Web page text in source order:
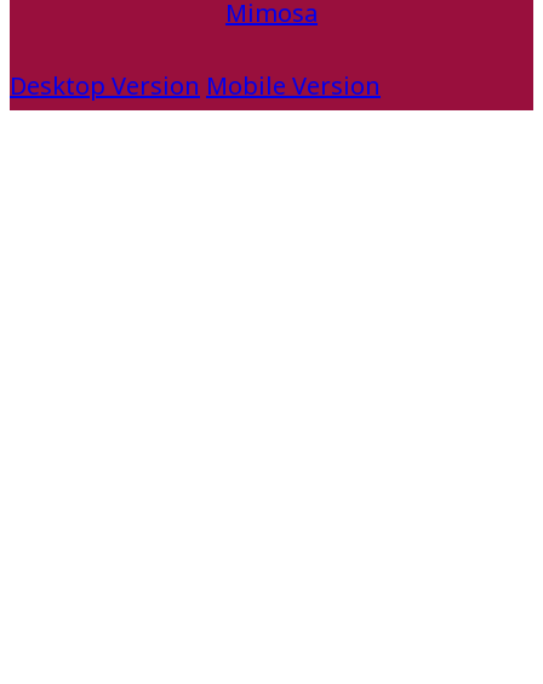
Mimosa
Desktop Version Mobile Version